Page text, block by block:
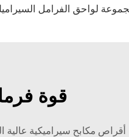
قوة
أقراص مكابح سيراميكية عالية